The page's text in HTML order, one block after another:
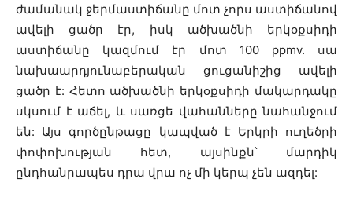
ժամանակ ջերմաստիճանը մոտ չորս աստիճանով
ավելի ցածր էր, իսկ ածխածնի երկօքսիդի
աստիճանը կազմում էր մոտ 100 ppmv. սա
նախաարդյունաբերական ցուցանիշից ավելի
ցածր է: Հետո ածխածնի երկօքսիդի մակարդակը
սկսում է աճել, և սառցե վահանները նահանջում
են: Այս գործընթացը կապված է Երկրի ուղեծրի
փոփոխության հետ, այսինքն՝ մարդիկ
ընդհանրապես դրա վրա ոչ մի կերպ չեն ազդել: